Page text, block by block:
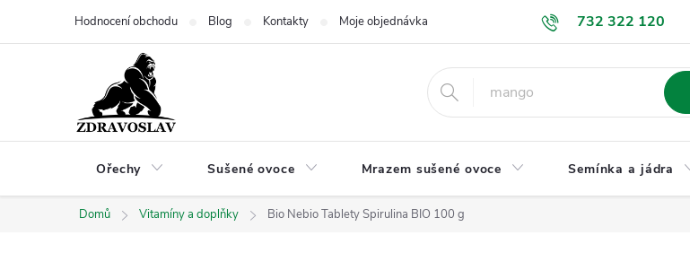
732 322 120
Hodnocení obchodu Blog Kontakty Moje objednávka GDPR a ochrana osobních údajů Jak
Ořechy Sušené ovoce Mrazem sušené ovoce Semínka a jádra
Domů Vitamíny a doplňky Bio Nebio Tablety Spirulina BIO 100 g